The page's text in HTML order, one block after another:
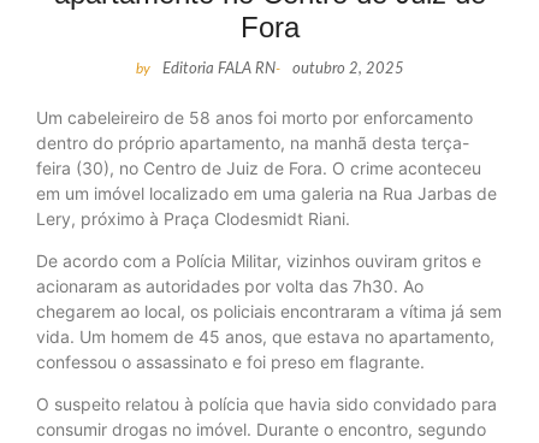
Fora
by Editoria FALA RN- outubro 2, 2025
Um cabeleireiro de 58 anos foi morto por enforcamento
dentro do próprio apartamento, na manhã desta terça-
feira (30), no Centro de Juiz de Fora. O crime aconteceu
em um imóvel localizado em uma galeria na Rua Jarbas de
Lery, próximo à Praça Clodesmidt Riani.
De acordo com a Polícia Militar, vizinhos ouviram gritos e
acionaram as autoridades por volta das 7h30. Ao
chegarem ao local, os policiais encontraram a vítima já sem
vida. Um homem de 45 anos, que estava no apartamento,
confessou o assassinato e foi preso em flagrante.
O suspeito relatou à polícia que havia sido convidado para
consumir drogas no imóvel. Durante o encontro, segundo